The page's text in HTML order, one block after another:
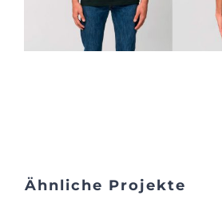
Ähnliche Projekte